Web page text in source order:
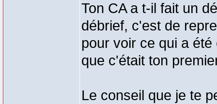
Ton CA a t-il fait un
débrief, c'est de
pour voir ce qui a
que c'était ton
Le conseil que je te